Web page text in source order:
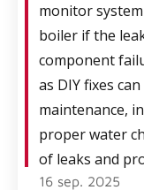
monitor
boiler if the
component
as DIY fixes
maintenance,
proper water
of leaks and
16 sep. 2025